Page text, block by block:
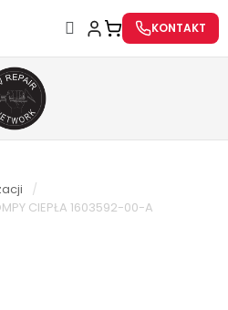
KONTAKT
CIEPŁA 1603592-00-A